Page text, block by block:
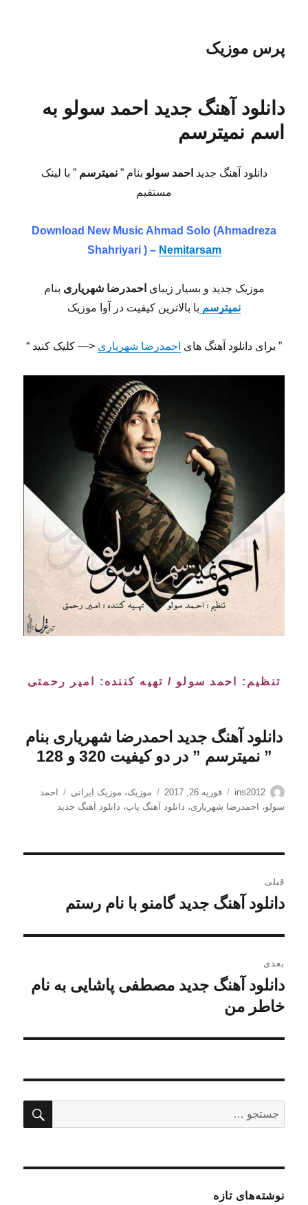
پرس موزیک
دانلود آهنگ جدید احمد سولو به
اسم نمیترسم
دانلود آهنگ جدید احمد سولو بنام ”نمیترسم” با لینک
مستقیم
Download New Music Ahmad Solo (Ahmadreza
Shahriyari ) – Nemitarsam
موزیک جدید و بسیار زیبای احمدرضا شهریاری بنام
نمیترسم با بالاترین کیفیت در آوا موزیک
” برای دانلود آهنگ های احمدرضا شهریاری <— کلیک کنید “
تنظیم: احمد سولو / تهیه کننده: امیر رحمتی
دانلود آهنگ جدید احمدرضا شهریاری بنام
” نمیترسم ” در دو کیفیت 320 و 128
نویسنده
ins2012
ارسال
شده
فوریه 26, 2017 دسته‌ها
موزیک، موزیک ایرانی برچسب‌ها
احمد
سولو، احمدرضا شهریاری، دانلود آهنگ پاپ، دانلود آهنگ جدید
نوشته
قبلی
نوشته
دانلود آهنگ جدید گامنو با نام رستم
بعدی
نوشته
بعدی:
دانلود آهنگ جدید مصطفی پاشایی به نام
خاطر من
برای:
نوشته‌های تازه